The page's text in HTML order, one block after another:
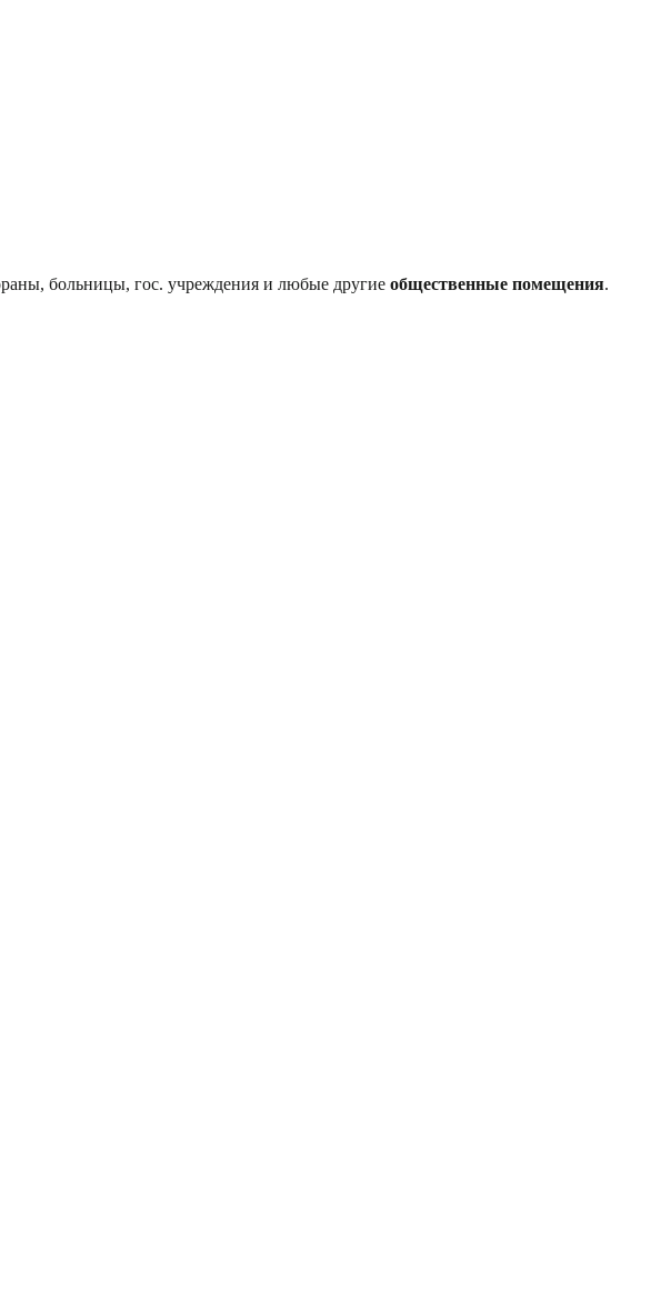
больницы, гос. учреждения и любые другие общественные помещения.